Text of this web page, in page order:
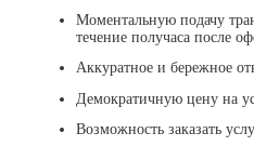
Моментальную подачу
течение получаса после
Аккуратное и бережное
Демократичную цену на
Возможность заказать